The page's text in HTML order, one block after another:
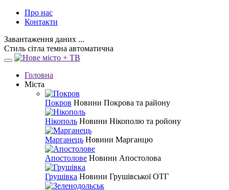
Про нас
Контакти
Завантаження даних ...
Стиль сітла темна автоматична
Головна
Міста
Покров Новини Покрова та району
Нікополь Новини Нікополю та ройону
Марганець Новини Марганцю
Апостолове Новини Апостолова
Грушівка Новини Грушівської ОТГ